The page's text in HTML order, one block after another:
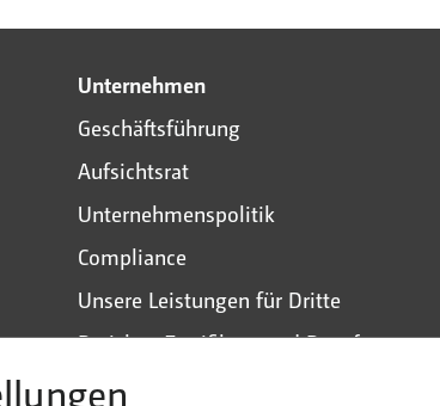
Unternehmen
Geschäftsführung
Aufsichtsrat
Unternehmenspolitik
Compliance
Unsere Leistungen für Dritte
Berichte, Zertifikate und Beauftragte
EWN-Gruppe